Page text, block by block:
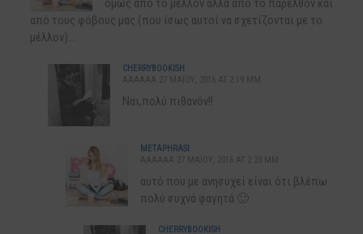
όμως από το μέλλον αλλά από το παρελθόν και
από τους φόβους μας (που ίσως αυτοί να σχετίζονται με το
μέλλον)…
CHERRYBOOKISH
Ναι,πολύ πιθανόν!!
METAPHRASI
αυτό που με ανησυχεί είναι ότι βλέπω
πολύ συχνά φαγητά 🙂
CHERRYBOOKISH